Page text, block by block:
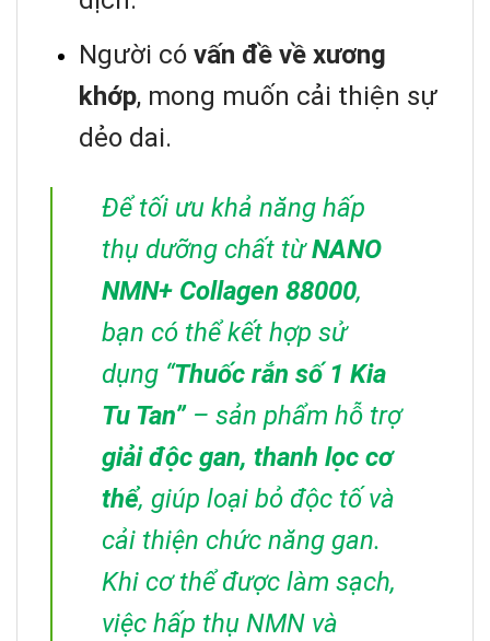
Người có vấn đề về xương
khớp, mong muốn cải thiện sự
dẻo dai.
Để tối ưu khả năng hấp
thụ dưỡng chất từNANO
NMN+ Collagen 88000,
bạn có thể kết hợp sử
dụng “Thuốc rắn số 1 Kia
Tu Tan”– sản phẩm hỗ trợ
giải độc gan, thanh lọc cơ
thể, giúp loại bỏ độc tố và
cải thiện chức năng gan.
Khi cơ thể được làm sạch,
việc hấp thụ NMN và